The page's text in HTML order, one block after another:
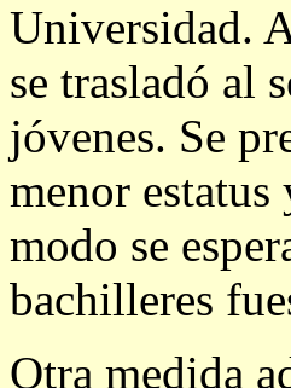
Universidad.
se trasladó al
jóvenes. Se
menor
modo se
bachilleres
Otra medida